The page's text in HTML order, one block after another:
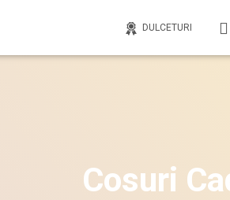
DULCETURI
Cosuri